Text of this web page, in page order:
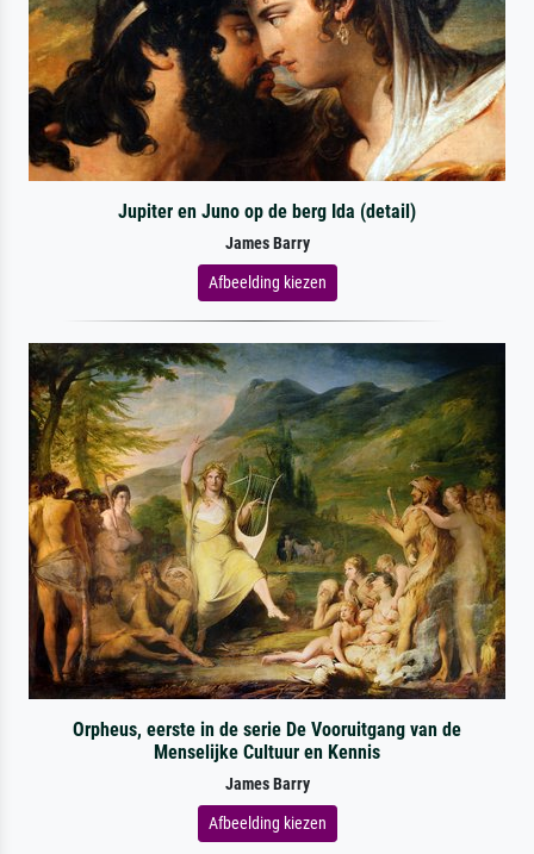
Jupiter en Juno op de berg Ida (detail)
James Barry
Afbeelding kiezen
Orpheus, eerste in de serie De Vooruitgang van de
Menselijke Cultuur en Kennis
James Barry
Afbeelding kiezen